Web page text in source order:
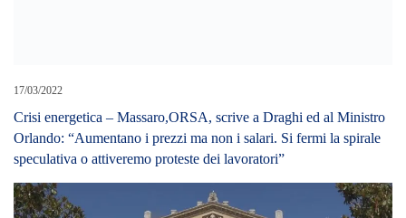
17/03/2022
Crisi energetica – Massaro,ORSA, scrive a Draghi ed al Ministro
Orlando: “Aumentano i prezzi ma non i salari. Si fermi la spirale
speculativa o attiveremo proteste dei lavoratori”